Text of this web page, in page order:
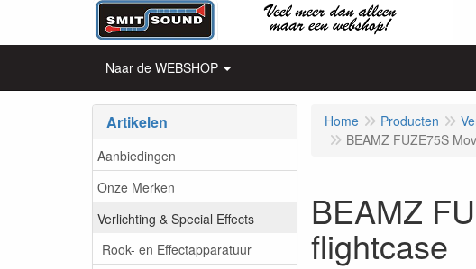
Naar de WEBSHOP
Artikelen
Aanbiedingen
Onze Merken
Verlichting & Special Effects
Rook- en Effectapparatuur
Home Producten
BEAMZ FUZE75S
BEAMZ
flightcase